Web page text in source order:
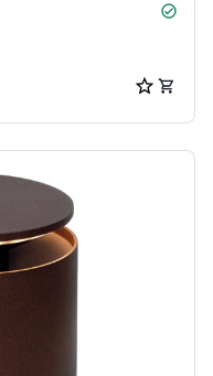
check_circle